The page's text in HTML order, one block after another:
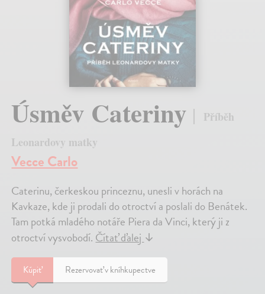
Úsměv Cateriny
Příběh
Leonardovy matky
Vecce Carlo
Caterinu, čerkeskou princeznu, unesli v horách na
Kavkaze, kde ji prodali do otroctví a poslali do Benátek.
Tam potká mladého notáře Piera da Vinci, který ji z
otroctví vysvobodí.Čítať ďalej↓
Kúpiť Rezervovať v kníhkupectve